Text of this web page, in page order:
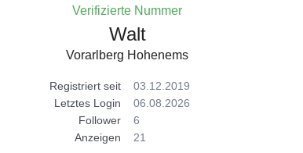
Verifizierte Nummer
Walt
Vorarlberg Hohenems
Registriert seit
03.12.2019
Letztes Login
06.08.2026
Follower
6
Anzeigen
21